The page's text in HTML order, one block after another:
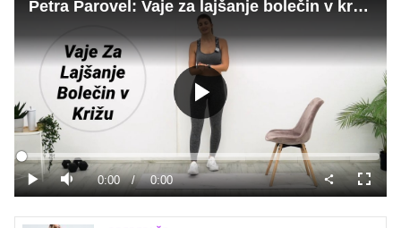
Petra Parovel: Vaje za lajšanje bolečin v križu
Predvajaj
Predvajaj
Tiho Current
Time
0:00 / Duration
0:00
Loaded:
0%
način